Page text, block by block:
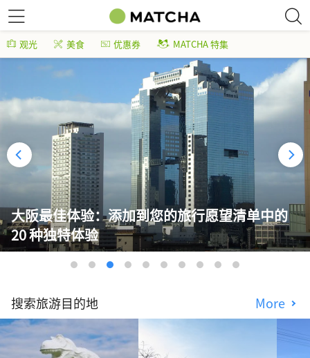
观光 美食 优惠券 MATCHA 特集
大阪最佳体验：添加到您的旅行愿望清单中的
20 种独特体验
搜索旅游目的地 More